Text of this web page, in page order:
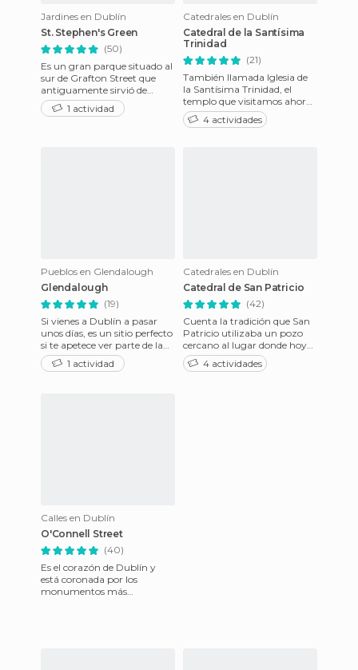
Jardines en Dublín
St. Stephen's Green
(50)
Es un gran parque situado al
sur de Grafton Street que
antiguamente sirvió de
flagelaciones, apaleamientos
y ahorcamientos público
1 actividad
Catedrales en Dublín
Catedral de la Santísima
Trinidad
(21)
También llamada Iglesia de
la Santísima Trinidad, el
templo que visitamos ahora
es el más viejo de Dublín, y
para mí el más hermos
4 actividades
Pueblos en Glendalough
Glendalough
(19)
Si vienes a Dublín a pasar
unos días, es un sitio perfecto
si te apetece ver parte de la
naturaleza irlandesa pero sin
pegarte la1 actividad
Catedrales en Dublín
Catedral de San Patricio
(42)
Cuenta la tradición que San
Patricio utilizaba un pozo
cercano al lugar donde hoy
se levanta la catedral para
bautizar a los conve
4 actividades
Calles en Dublín
O'Connell Street
(40)
Es el corazón de Dublín y
está coronada por los
monumentos más